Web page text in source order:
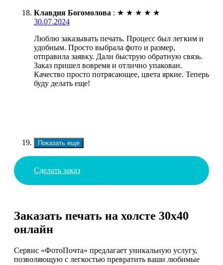
Клавдия Богомолова : ★ ★ ★ ★ ★
30.07.2024
Люблю заказывать печать. Процесс был легким и
удобным. Просто выбрала фото и размер,
отправила заявку. Дали быструю обратную связь.
Заказ пришел вовремя и отлично упакован.
Качество просто потрясающее, цвета яркие. Теперь
буду делать еще!
Показать еще
Сделать заказ
Заказать печать на холсте 30х40
онлайн
Сервис «ФотоПочта» предлагает уникальную услугу,
позволяющую с легкостью превратить ваши любимые